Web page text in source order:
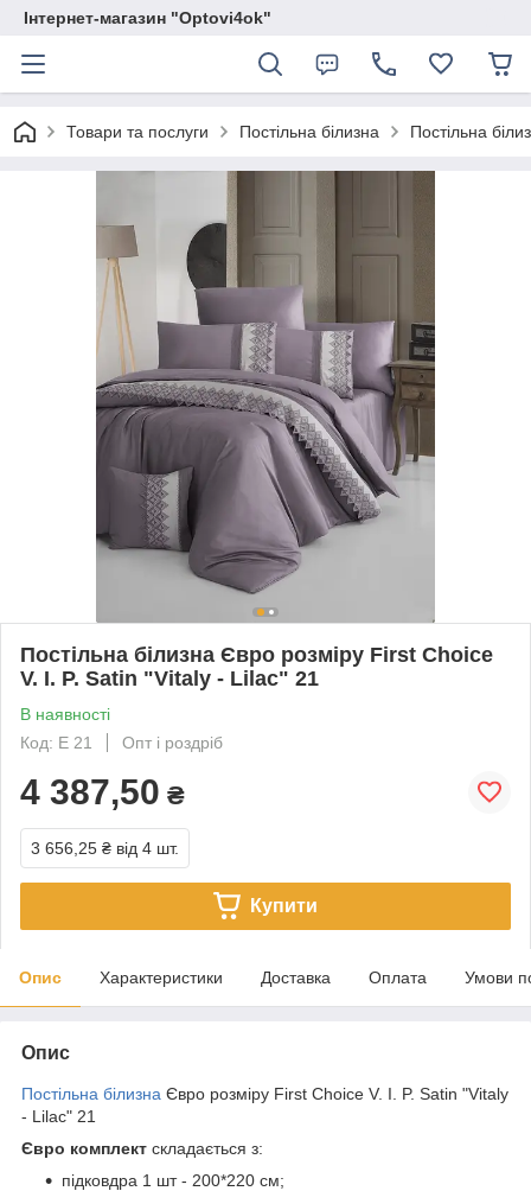
Інтернет-магазин "Optovi4ok"
Товари та послуги Постільна білизна Постільна
Постільна білизна Євро розміру First Choice
V. I. P. Satin "Vitaly - Lilac" 21
В наявності
Код: Е 21
Опт і роздріб
4 387,50 ₴
3 656,25 ₴ від 4 шт.
Купити
Опис Характеристики Доставка Оплата Умови
Опис
Постільна білизна Євро розміру First Choice V. I. P. Satin "Vitaly
- Lilac" 21
Євро комплект складається з:
підковдра 1 шт - 200*220 см;